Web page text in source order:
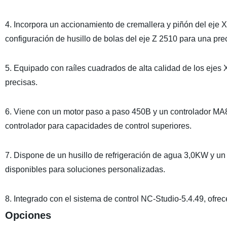
4. Incorpora un accionamiento de cremallera y piñón del eje
configuración de husillo de bolas del eje Z 2510 para una
5. Equipado con raíles cuadrados de alta calidad de los ejes
precisas.
6. Viene con un motor paso a paso 450B y un controlador
controlador para capacidades de control superiores.
7. Dispone de un husillo de refrigeración de agua 3,0KW y
disponibles para soluciones personalizadas.
8. Integrado con el sistema de control NC-Studio-5.4.49,
Opciones